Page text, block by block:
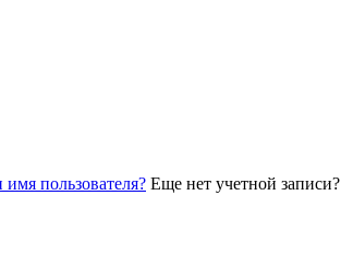
пользователя? Еще нет учетной записи?